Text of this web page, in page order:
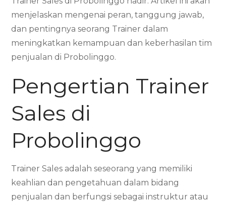
menjelaskan mengenai peran, tanggung jawab,
dan pentingnya seorang Trainer dalam
meningkatkan kemampuan dan keberhasilan tim
penjualan di Probolinggo.
Pengertian Trainer
Sales di
Probolinggo
Trainer Sales adalah seseorang yang memiliki
keahlian dan pengetahuan dalam bidang
penjualan dan berfungsi sebagai instruktur atau